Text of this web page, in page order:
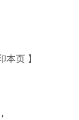
本页 】